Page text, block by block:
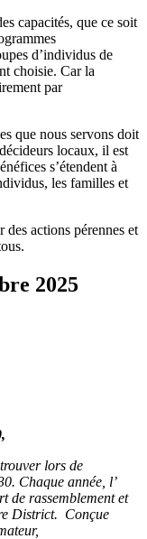
capacités, que ce soit
d’individus de
choisie. Car la
par
que nous servons doit
locaux, il est
s’étendent à
les familles et
des actions pérennes et
2025
lors de
Chaque année, l’
de rassemblement et
District. Conçue